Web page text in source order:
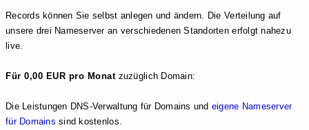
Records können Sie selbst anlegen und ändern. Die Verteilung auf
unsere drei Nameserver an verschiedenen Standorten erfolgt nahezu
live.
Für 0,00 EUR pro Monatzuzüglich Domain:
Die Leistungen DNS-Verwaltung für Domains und eigene Nameserver
für Domains sind kostenlos.